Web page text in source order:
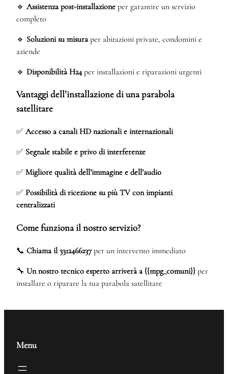
🔹 Assistenza post-installazione per garantire un servizio
completo
🔹 Soluzioni su misuraper abitazioni private, condomini e
aziende
🔹 Disponibilità H24per installazioni e riparazioni urgenti
Vantaggi dell’installazione di una parabola
satellitare
✅ Accesso a canali HD nazionali e internazionali
✅ Segnale stabile e privo di interferenze
✅ Migliore qualità dell’immagine e dell’audio
✅ Possibilità di ricezione su più TV con impianti
centralizzati
Come funziona il nostro servizio?
📞 Chiama il 3312466237 per un intervento immediato
🔧 Un nostro tecnico esperto arriverà a {{mpg_comuni}} per
installare o riparare la tua parabola satellitare
Menu